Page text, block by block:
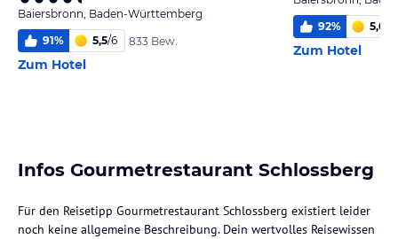
Baiersbronn, Baden-Württemberg
91% 5,5/6 833 Bew.
Zum Hotel
92% 5,6
Zum Hotel
Infos Gourmetrestaurant Schlossberg
Für den Reisetipp Gourmetrestaurant Schlossberg existiert leider
noch keine allgemeine Beschreibung. Dein wertvolles Reisewissen